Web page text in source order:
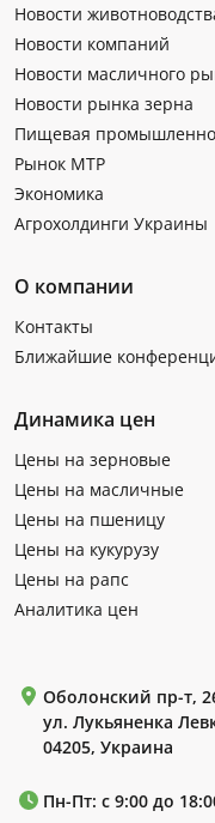
Новости
Новости компаний
Новости масличного
Новости рынка зерна
Пищевая
Рынок МТР
Экономика
Агрохолдинги Украины
О компании
Контакты
Ближайшие
Динамика цен
Цены на зерновые
Цены на масличные
Цены на пшеницу
Цены на кукурузу
Цены на рапс
Аналитика цен
Оболонский пр-т,
ул. Лукьяненка
04205, Украина
Пн-Пт: с 9:00 до